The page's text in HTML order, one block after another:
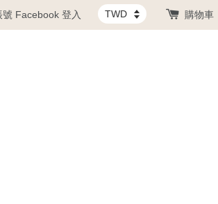
號 Facebook 登入 購物車